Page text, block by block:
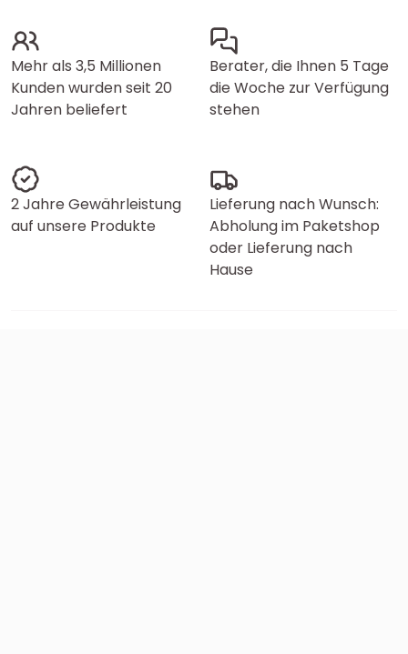
Mehr als 3,5 Millionen
Kunden wurden seit 20
Jahren beliefert
Berater, die Ihnen 5 Tage
die Woche zur Verfügung
stehen
2 Jahre Gewährleistung
auf unsere Produkte
Lieferung nach Wunsch:
Abholung im Paketshop
oder Lieferung nach
Hause